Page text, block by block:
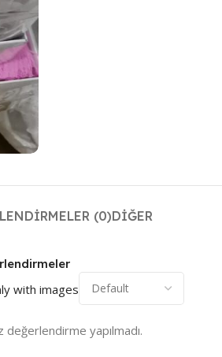
(0)DIĞER
with images
değerlendirme yapılmadı.